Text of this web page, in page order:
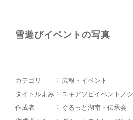
雪遊びイベントの写真
カテゴリ
広報・イベント
タイトルよみ
ユキアソビイベントノ
作成者
ぐるっと湖南・伝承会